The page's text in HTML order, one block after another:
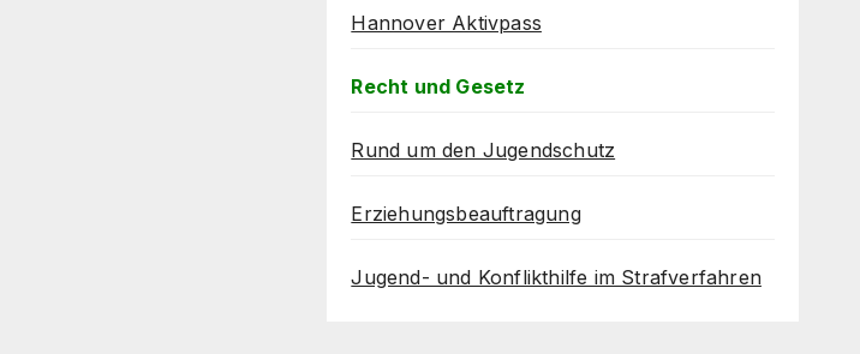
Hannover Aktivpass
Recht und Gesetz
Rund um den Jugendschutz
Erziehungsbeauftragung
Jugend- und Konflikthilfe im Strafverfahren